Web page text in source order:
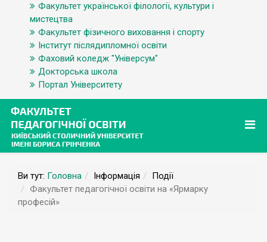
Факультет української філології, культури і
мистецтва
Факультет фізичного виховання і спорту
Інститут післядипломної освіти
Фаховий коледж "Універсум"
Докторська школа
Портал Університету
Ви тут: Головна Інформація
Події
Факультет педагогічної освіти на «Ярмарку
професій»